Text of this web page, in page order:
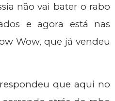
não vai bater o rabo
e agora está nas
Wow, que já vendeu
que aqui no